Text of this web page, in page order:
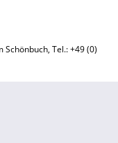
Tel.: +49 (0)